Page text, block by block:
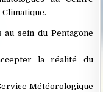
Climatique.
sein du Pentagone
la réalité du
Météorologique